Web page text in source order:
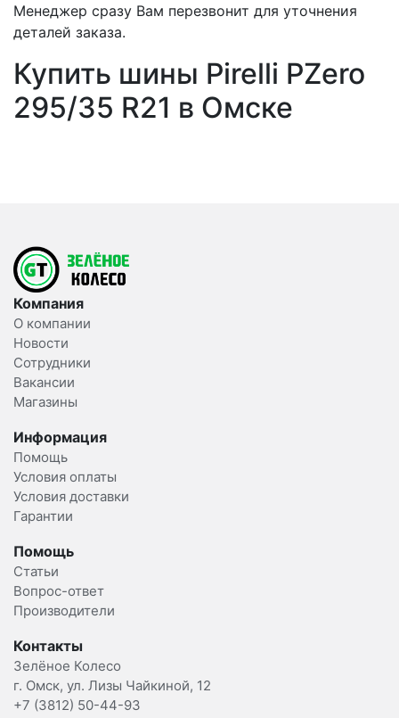
Менеджер сразу Вам перезвонит для уточнения
деталей заказа.
Купить шины Pirelli PZero
295/35 R21 в Омске
Компания
О компании
Новости
Сотрудники
Вакансии
Магазины
Информация
Помощь
Условия оплаты
Условия доставки
Гарантии
Помощь
Статьи
Вопрос-ответ
Производители
Контакты
Зелёное Колесо
г. Омск, ул. Лизы Чайкиной, 12
+7 (3812) 50-44-93